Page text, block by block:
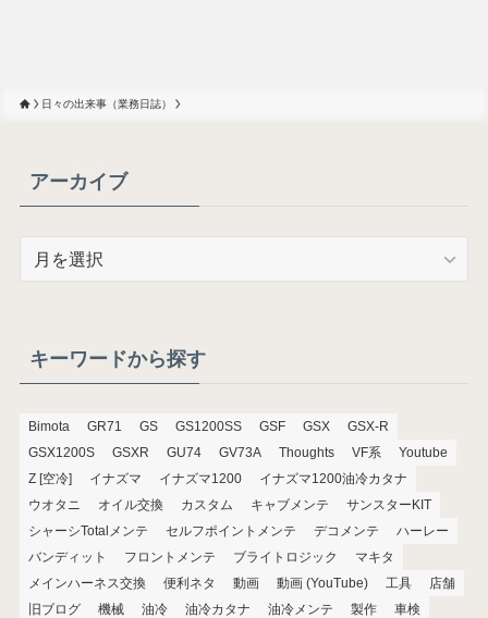
日々の出来事（業務日誌）
アーカイブ
ブキーワードから探す
Bimota GR71 GS GS1200SS GSF GSX
GSX-R
GSX1200S
GSXR GU74 GV73A Thoughts VF系
Youtube
Z [空冷]
イナズマ イナズマ1200
イナズマ1200油冷カタナ
ウオタニ
オイル交換 カスタム キャブメンテ
サンスターKIT
シャーシTotalメンテ
セルフポイントメンテ デコメンテ
ハーレー
バンディット
フロントメンテ ブライトロジック
マキタ
メインハーネス交換
便利ネタ 動画 動画 (YouTube) 工具
店舗
旧ブログ
機械 油冷 油冷カタナ 油冷メンテ 製作 車検